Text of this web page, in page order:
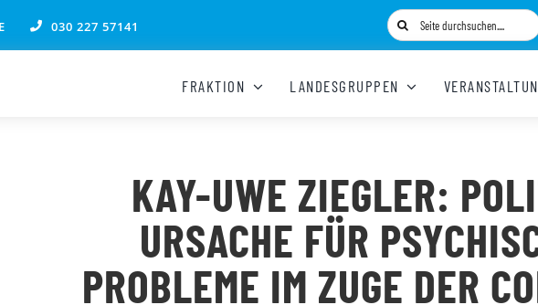
030 227 57141
Suche
nach:
FRAKTION LANDESGRUPPEN
KAY-UWE ZIEGLER:
URSACHE FÜR
PROBLEME IM ZUGE DER